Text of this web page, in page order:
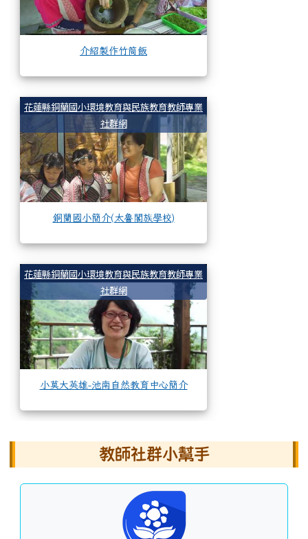
介紹製作竹筒飯
花蓮縣銅蘭國小環境教育與民族教育教師專業
社群網
銅蘭國小簡介(太魯閣族學校)
花蓮縣銅蘭國小環境教育與民族教育教師專業
社群網
小莫大英雄-池南自然教育中心簡介
左邊區域內容教師社群小幫手